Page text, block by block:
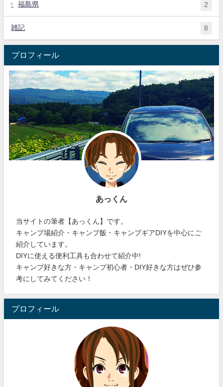
福島県 2
雑記 8
プロフィール
あっくん
当サイトの筆者【あっくん】です。
キャンプ場紹介・キャンプ飯・キャンプギアDIYを中心にご
紹介しています。
DIYに使える便利工具も合わせて紹介中!
キャンプ好きな方・キャンプ初心者・DIY好きな方はぜひ参
考にしてみてください！
プロフィール